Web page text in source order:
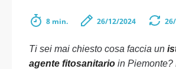
8 min. 26/12/2024
Ti sei mai chiesto cosa faccia un
agente fitosanitario in Piemonte?